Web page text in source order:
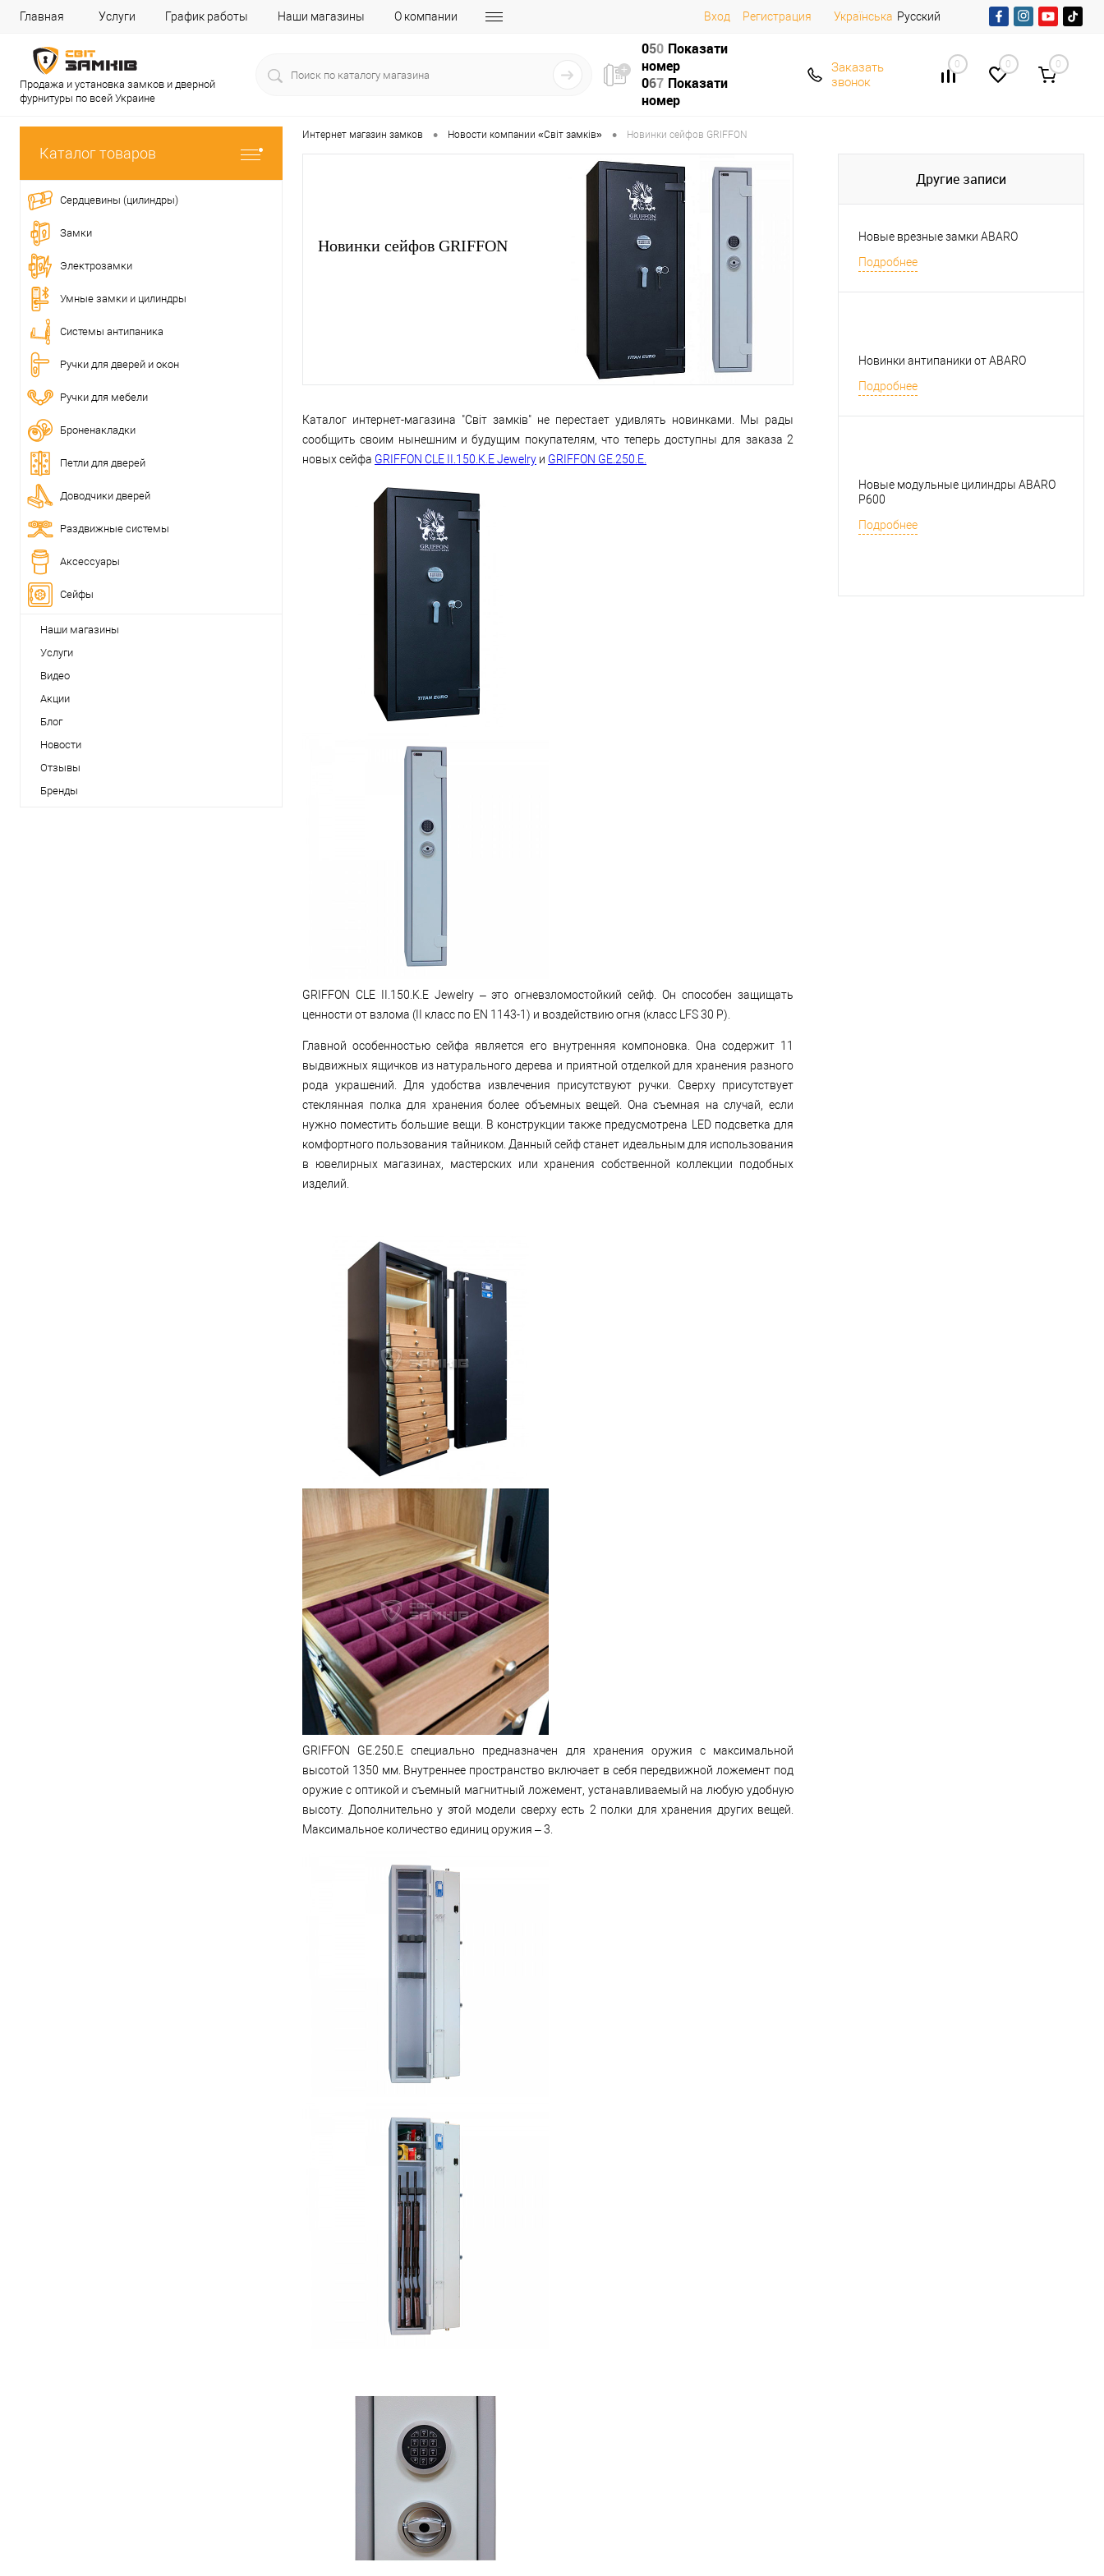
Главная Услуги График работы Наши магазины О компании Вход Регистрация Українська Русский
Продажа и установка замков и дверной
фурнитуры по всей Украине
050 Показати
номер
067 Показати
номер
Заказать
звонок
0 0 0
Каталог товаров
Сердцевины (цилиндры)
Замки
Электрозамки
Умные замки и цилиндры
Системы антипаника
Ручки для дверей и окон
Ручки для мебели
Броненакладки
Петли для дверей
Доводчики дверей
Раздвижные системы
Аксессуары
Сейфы
Наши магазины
Услуги
Видео
Акции
Блог
Новости
Отзывы
Бренды
Интернет магазин замков • Новости компании «Світ замків» • Новинки сейфов GRIFFON
Новинки сейфов GRIFFON
Каталог интернет-магазина "Світ замків" не перестает удивлять новинками. Мы рады
сообщить своим нынешним и будущим покупателям, что теперь доступны для заказа 2
новых сейфа GRIFFON CLE II.150.K.E Jewelry и GRIFFON GE.250.E.
GRIFFON CLE II.150.K.E Jewelry – это огневзломостойкий сейф. Он способен защищать
ценности от взлома (II класс по EN 1143-1) и воздействию огня (класс LFS 30 P).
Главной особенностью сейфа является его внутренняя компоновка. Она содержит 11
выдвижных ящичков из натурального дерева и приятной отделкой для хранения разного
рода украшений. Для удобства извлечения присутствуют ручки. Сверху присутствует
стеклянная полка для хранения более объемных вещей. Она съемная на случай, если
нужно поместить большие вещи. В конструкции также предусмотрена LED подсветка для
комфортного пользования тайником. Данный сейф станет идеальным для использования
в ювелирных магазинах, мастерских или хранения собственной коллекции подобных
изделий.
GRIFFON GE.250.E специально предназначен для хранения оружия с максимальной
высотой 1350 мм. Внутреннее пространство включает в себя передвижной ложемент под
оружие с оптикой и съемный магнитный ложемент, устанавливаемый на любую удобную
высоту. Дополнительно у этой модели сверху есть 2 полки для хранения других вещей.
Максимальное количество единиц оружия – 3.
Другие записи
Новые врезные замки ABARO
Подробнее
Новинки антипаники от ABARO
Подробнее
Новые модульные цилиндры ABARO
P600
Подробнее